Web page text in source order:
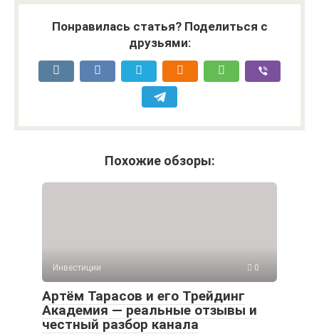
Понравилась статья? Поделиться с
друзьями:
Похожие обзоры:
Инвестиции 0
Артём Тарасов и его Трейдинг
Академия — реальные отзывы и
честный разбор канала